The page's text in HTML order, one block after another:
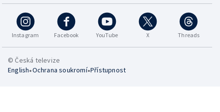
Instagram Facebook YouTube X Threads
© Česká televize
English•Ochrana soukromí•Přístupnost